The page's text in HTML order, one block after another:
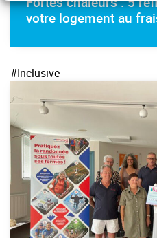
votre logement au
#Inclusive